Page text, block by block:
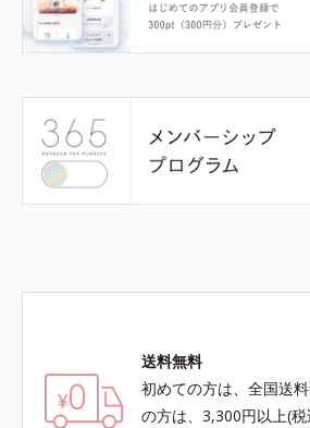
送料無料
初めての方は、全国送
の方は、3,300円以上(